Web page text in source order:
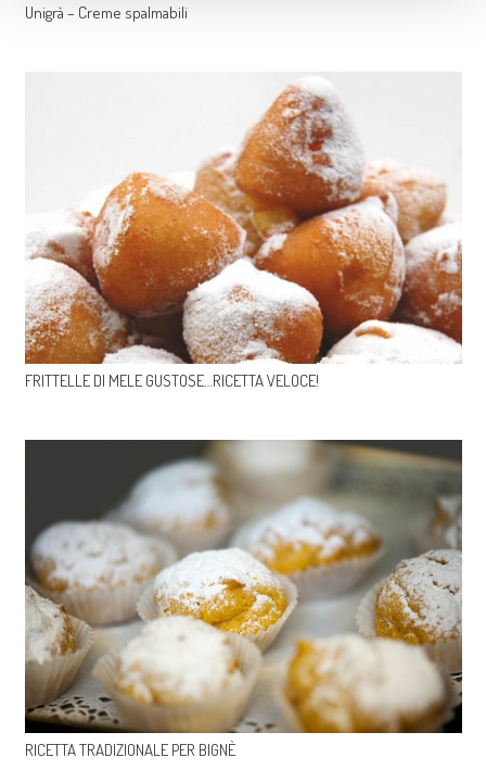
Unigrà – Creme spalmabili
FRITTELLE DI MELE GUSTOSE…RICETTA VELOCE!
RICETTA TRADIZIONALE PER BIGNÈ